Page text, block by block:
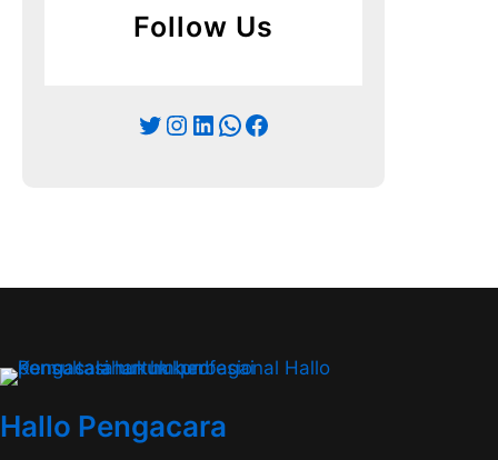
Follow Us
Twitter Instagram LinkedIn WhatsApp Facebook
Hallo Pengacara